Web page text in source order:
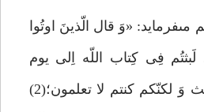
«وَ قال الّذينَ اوتُوا
لَبثتُم فِى كِتاب اللّه اِلى يوم
البعثِ فَهذا يَوم البَعث وَ لكنّكم كنتم لا تعلمون؛(2)